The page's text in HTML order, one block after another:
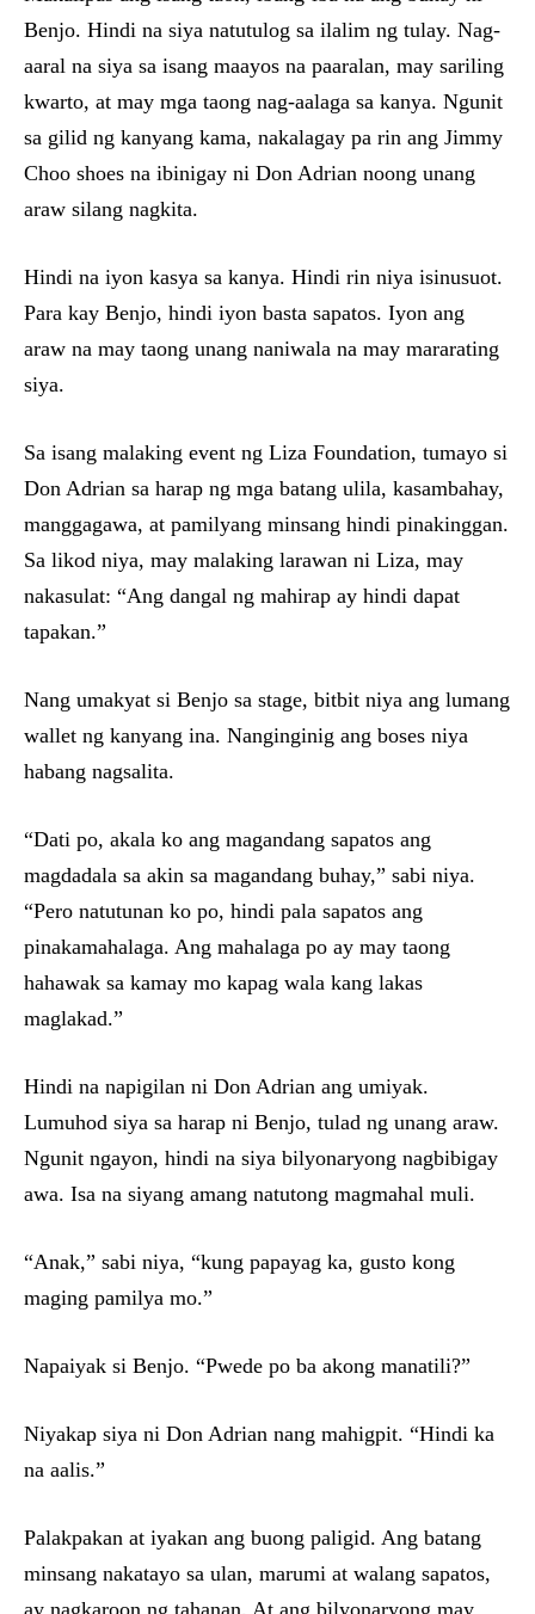
Benjo. Hindi na siya natutulog sa ilalim ng tulay. Nag-
aaral na siya sa isang maayos na paaralan, may sariling
kwarto, at may mga taong nag-aalaga sa kanya. Ngunit
sa gilid ng kanyang kama, nakalagay pa rin ang Jimmy
Choo shoes na ibinigay ni Don Adrian noong unang
araw silang nagkita.
Hindi na iyon kasya sa kanya. Hindi rin niya isinusuot.
Para kay Benjo, hindi iyon basta sapatos. Iyon ang
araw na may taong unang naniwala na may mararating
siya.
Sa isang malaking event ng Liza Foundation, tumayo si
Don Adrian sa harap ng mga batang ulila, kasambahay,
manggagawa, at pamilyang minsang hindi pinakinggan.
Sa likod niya, may malaking larawan ni Liza, may
nakasulat: “Ang dangal ng mahirap ay hindi dapat
tapakan.”
Nang umakyat si Benjo sa stage, bitbit niya ang lumang
wallet ng kanyang ina. Nanginginig ang boses niya
habang nagsalita.
“Dati po, akala ko ang magandang sapatos ang
magdadala sa akin sa magandang buhay,” sabi niya.
“Pero natutunan ko po, hindi pala sapatos ang
pinakamahalaga. Ang mahalaga po ay may taong
hahawak sa kamay mo kapag wala kang lakas
maglakad.”
Hindi na napigilan ni Don Adrian ang umiyak.
Lumuhod siya sa harap ni Benjo, tulad ng unang araw.
Ngunit ngayon, hindi na siya bilyonaryong nagbibigay
awa. Isa na siyang amang natutong magmahal muli.
“Anak,” sabi niya, “kung papayag ka, gusto kong
maging pamilya mo.”
Napaiyak si Benjo. “Pwede po ba akong manatili?”
Niyakap siya ni Don Adrian nang mahigpit. “Hindi ka
na aalis.”
Palakpakan at iyakan ang buong paligid. Ang batang
minsang nakatayo sa ulan, marumi at walang sapatos,